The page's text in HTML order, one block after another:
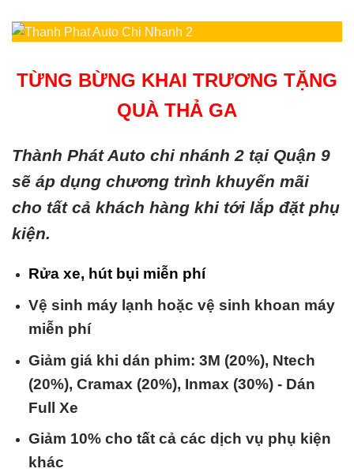
TỪNG BỪNG KHAI TRƯƠNG TẶNG
QUÀ THẢ GA
Thành Phát Auto chi nhánh 2 tại Quận 9
sẽ áp dụng chương trình khuyến mãi
cho tất cả khách hàng khi tới lắp đặt phụ
kiện.
Rửa xe, hút bụi miễn phí
Vệ sinh máy lạnh hoặc vệ sinh khoan máy
miễn phí
Giảm giá khi dán phim: 3M (20%), Ntech
(20%), Cramax (20%), Inmax (30%) - Dán
Full Xe
Giảm 10% cho tất cả các dịch vụ phụ kiện
khác